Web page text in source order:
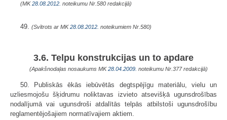
(MK28.08.2012. noteikumu Nr.580 redakcijā)
49. (Svītrots ar MK28.08.2012. noteikumiem Nr.580)
3.6. Telpu konstrukcijas un to apdare
(Apakšnodaļas nosaukums MK28.04.2009. noteikumu Nr.377 redakcijā)
50. Publiskās ēkās iebūvētās degtspējīgu materiālu, vielu un
uzliesmojošu šķidrumu noliktavas izvieto atsevišķā ugunsdrošības
nodalījumā vai ugunsdroši atdalītās telpās atbilstoši ugunsdrošību
reglamentējošajiem normatīvajiem aktiem.